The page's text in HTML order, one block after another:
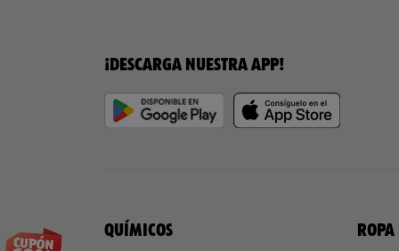
¡DESCARGA NUESTRA APP!
QUÍMICOS